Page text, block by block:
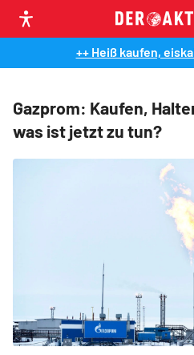
++ Heiß kaufen,
Gazprom: Kaufen,
was ist jetzt zu tun?